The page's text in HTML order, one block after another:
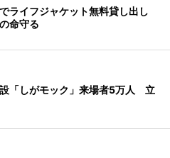
ライフジャケット無料貸し出し
命守る
「しがモック」来場者5万人 立